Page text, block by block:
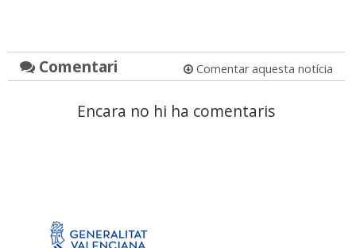
Comentari Comentar aquesta notícia
Encara no hi ha comentaris